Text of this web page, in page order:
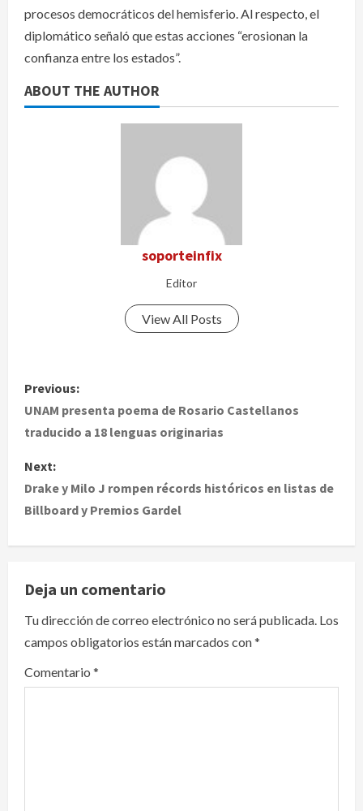
procesos democráticos del hemisferio. Al respecto, el
diplomático señaló que estas acciones “erosionan la
confianza entre los estados”.
ABOUT THE AUTHOR
soporteinfix
Editor
View All Posts
P
o
t
n
a
v
i
g
a
Previous:
UNAM presenta poema de Rosario Castellanos
traducido a 18 lenguas originarias
Next:
Drake y Milo J rompen récords históricos en listas de
Billboard y Premios Gardel
Deja un comentario
Tu dirección de correo electrónico no será publicada. Los
campos obligatorios están marcados con*
Comentario *